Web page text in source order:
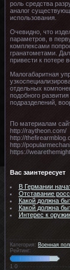
роль средства
аналог
использования.
Очевидно, что
параметров, в
комплексами
гранатометами.
привести к потере
Малогабаритная
отдельных
подобного
подразделений,
По материалам
http://raytheon.com/
http://
http://
https://
Вас заинтересует
В Германии
Отставание
Какой должна
Какой должна
Интерес к
Категория: Военная
Рейтинг:
1 0